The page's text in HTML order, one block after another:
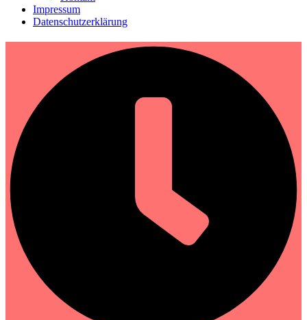
Impressum
Datenschutzerklärung